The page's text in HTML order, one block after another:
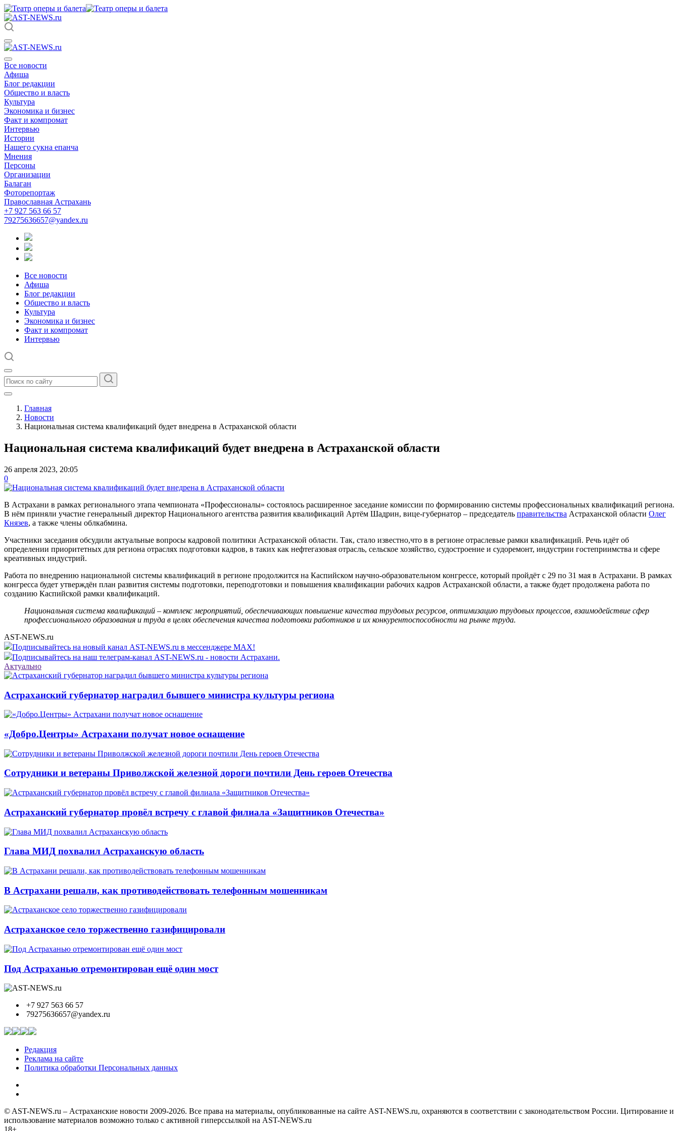
Все новости
Афиша
Блог редакции
Общество и власть
Культура
Экономика и бизнес
Факт и компромат
Интервью
Истории
Нашего сукна епанча
Мнения
Персоны
Организации
Балаган
Фоторепортаж
Православная Астрахань
+7 927 563 66 57
79275636657@yandex.ru
Все новости
Афиша
Блог редакции
Общество и власть
Культура
Экономика и бизнес
Факт и компромат
Интервью
Главная
Новости
Национальная система квалификаций будет внедрена в Астраханской области
Национальная система квалификаций будет внедрена в Астраханской области
26 апреля 2023, 20:05
0
В Астрахани в рамках регионального этапа чемпионата «Профессионалы» состоялось расширенное заседание комиссии по формированию системы профессиональных квалификаций региона.
В нём приняли участие генеральный директор Национального агентства развития квалификаций Артём Шадрин, вице-губернатор – председатель правительства Астраханской области Олег
Князев, а также члены облкабмина.
Участники заседания обсудили актуальные вопросы кадровой политики Астраханской области. Так, стало известно,что в в регионе отраслевые рамки квалификаций. Речь идёт об
определении приоритетных для региона отраслях подготовки кадров, в таких как нефтегазовая отрасль, сельское хозяйство, судостроение и судоремонт, индустрии гостеприимства и сфере
креативных индустрий.
Работа по внедрению национальной системы квалификаций в регионе продолжится на Каспийском научно-образовательном конгрессе, который пройдёт с 29 по 31 мая в Астрахани. В рамках
конгресса будет утверждён план развития системы подготовки, переподготовки и повышения квалификации рабочих кадров Астраханской области, а также будет продолжена работа по
созданию Каспийской рамки квалификаций.
Национальная система квалификаций – комплекс мероприятий, обеспечивающих повышение качества трудовых ресурсов, оптимизацию трудовых процессов, взаимодействие сфер
профессионального образования и труда в целях обеспечения качества подготовки работников и их конкурентоспособности на рынке труда.
AST-NEWS.ru
Подписывайтесь на новый канал AST-NEWS.ru в мессенджере MAX!
Подписывайтесь на наш телеграм-канал AST-NEWS.ru - новости Астрахани.
Актуально
Астраханский губернатор наградил бывшего министра культуры региона
«Добро.Центры» Астрахани получат новое оснащение
Сотрудники и ветераны Приволжской железной дороги почтили День героев Отечества
Астраханский губернатор провёл встречу с главой филиала «Защитников Отечества»
Глава МИД похвалил Астраханскую область
В Астрахани решали, как противодействовать телефонным мошенникам
Астраханское село торжественно газифицировали
Под Астраханью отремонтирован ещё один мост
+7 927 563 66 57
79275636657@yandex.ru
Редакция
Реклама на сайте
Политика обработки Персональных данных
© AST-NEWS.ru – Астраханские новости 2009-2026. Все права на материалы, опубликованные на сайте AST-NEWS.ru, охраняются в соответствии с законодательством России. Цитирование и
использование материалов возможно только с активной гиперссылкой на AST-NEWS.ru